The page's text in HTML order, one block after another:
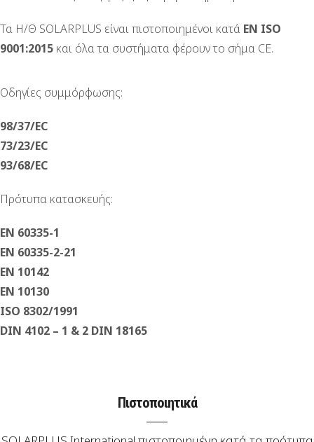
Τα Η/Θ SOLARPLUS είναι πιστοποιημένοι κατά ΕΝ ΙSO
9001:2015 και όλα τα συστήματα φέρουν το σήμα CE.
Οδηγίες συμμόρφωσης:
98/37/EC
73/23/EC
93/68/EC
Πρότυπα κατασκευής:
ΕΝ 60335-1
ΕΝ 60335-2-21
ΕΝ 10142
ΕΝ 10130
ISO 8302/1991
DIN 4102 – 1 & 2 DIN 18165
Πιστοποιητικά